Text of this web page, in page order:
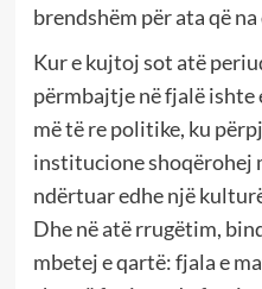
brendshëm për ata që
Kur e kujtoj sot atë
përmbajtje në fjalë ishte
më të re politike, ku
institucione shoqërohej
ndërtuar edhe një
Dhe në atë rrugëtim,
mbetej e qartë: fjala e